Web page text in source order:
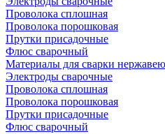
Проволока сплошная
Проволока порошковая
Прутки присадочные
Флюс сварочный
Материалы для сварки
Электроды сварочные
Проволока сплошная
Проволока порошковая
Прутки присадочные
Флюс сварочный